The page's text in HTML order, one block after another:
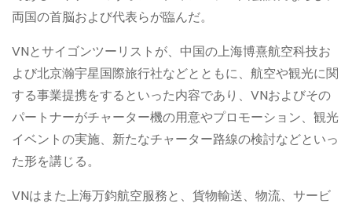
両国の首脳および代表らが臨んだ。
VNとサイゴンツーリストが、中国の上海博熹航空科技お
よび北京瀚宇星国際旅行社などとともに、航空や観光に関
する事業提携をするといった内容であり、VNおよびその
パートナーがチャーター機の用意やプロモーション、観光
イベントの実施、新たなチャーター路線の検討などといっ
た形を講じる。
VNはまた上海万鈞航空服務と、貨物輸送、物流、サービ